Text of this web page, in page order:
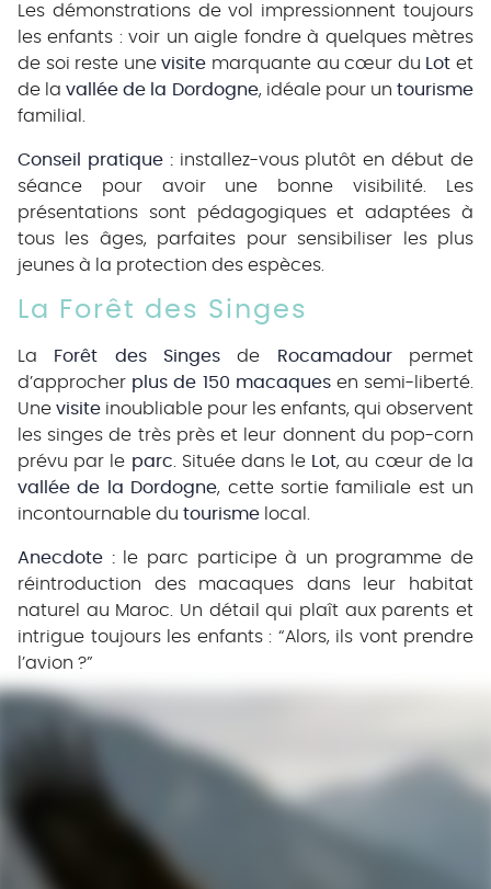
Les démonstrations de vol impressionnent toujours
les enfants : voir un aigle fondre à quelques mètres
de soi reste unevisite marquante au cœur du Lot et
de lavallée de la Dordogne, idéale pour untourisme
familial.
Conseil pratique :installez-vous plutôt en début de
séance pour avoir une bonne visibilité. Les
présentations sont pédagogiques et adaptées à
tous les âges, parfaites pour sensibiliser les plus
jeunes à la protection des espèces.
La Forêt des Singes
La Forêt des Singes de Rocamadourpermet
d’approcher plus de 150 macaquesen semi-liberté.
Une visite inoubliable pour les enfants, qui observent
les singes de très près et leur donnent du pop-corn
prévu par le parc . Située dans le Lot, au cœur de la
vallée de la Dordogne, cette sortie familiale est un
incontournable du tourisme local.
Anecdote :le parc participe à un programme de
réintroduction des macaques dans leur habitat
naturel au Maroc. Un détail qui plaît aux parents et
intrigue toujours les enfants : “Alors, ils vont prendre
l’avion ?”